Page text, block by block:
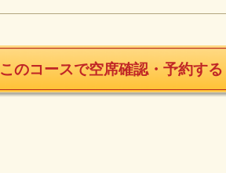
このコースで空席確認・予約する